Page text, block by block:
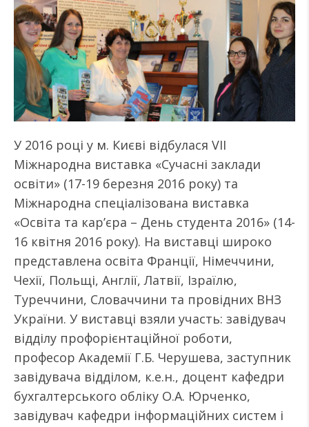
У 2016 році у м. Києві відбулася VII
Міжнародна виставка «Сучасні заклади
освіти» (17-19 березня 2016 року) та
Міжнародна спеціалізована виставка
«Освіта та кар’єра – День студента 2016» (14-
16 квітня 2016 року). На виставці широко
представлена освіта Франції, Німеччини,
Чехії, Польщі, Англії, Латвії, Ізраїлю,
Туреччини, Словаччини та провідних ВНЗ
України. У виставці взяли участь: завідувач
відділу профорієнтаційної роботи,
професор Академії Г.Б. Черушева, заступник
завідувача відділом, к.е.н., доцент кафедри
бухгалтерського обліку О.А. Юрченко,
завідувач кафедри інформаційних систем і